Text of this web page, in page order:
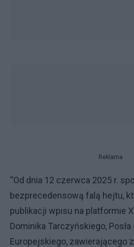
Reklama
“Od dnia 12 czerwca 2025 r.
bezprecedensową falą hejtu,
publikacji wpisu na platformie
Dominika Tarczyńskiego,
Europejskiego, zawierającego